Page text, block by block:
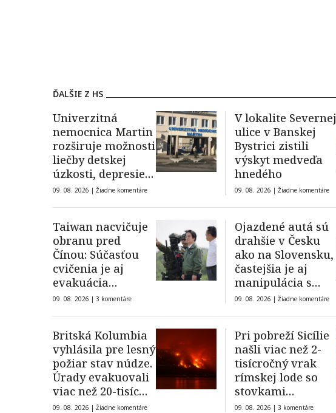
ĎALŠIE Z HS
Univerzitná
nemocnica Martin
rozširuje možnosti
liečby detskej
úzkosti, depresie a
porúch správania
09. 08. 2026 | Žiadne komentáre
V lokalite Severnej
ulice v Banskej
Bystrici zistili
výskyt medveďa
hnedého
09. 08. 2026 | Žiadne komentáre
Taiwan nacvičuje
obranu pred
Čínou: Súčasťou
cvičenia je aj
evakuácia
prezidenta
09. 08. 2026 | 3 komentáre
Ojazdené autá sú
drahšie v Česku
ako na Slovensku,
častejšia je aj
manipulácia s
kilometrami
09. 08. 2026 | Žiadne komentáre
Britská Kolumbia
vyhlásila pre lesný
požiar stav núdze.
Úrady evakuovali
viac než 20-tisíc
ľudí aj s leteckou
09. 08. 2026 | Žiadne komentáre
Pri pobreží Sicílie
našli viac než 2-
tisícročný vrak
rímskej lode so
stovkami
zachovaných
09. 08. 2026 | 3 komentáre